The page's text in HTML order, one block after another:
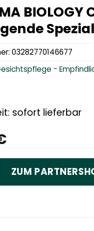
BIOLOGY
sofort lieferbar
ZUM
03282770146677
-